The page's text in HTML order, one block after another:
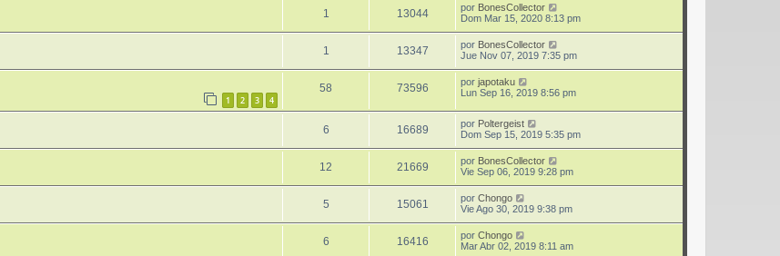
1 13044 por BonesCollector
Dom Mar 15, 2020 8:13 pm
1 13347 por BonesCollector
Jue Nov 07, 2019 7:35 pm
1 2 3 4
58 73596 por japotaku
Lun Sep 16, 2019 8:56 pm
6 16689 por Poltergeist
Dom Sep 15, 2019 5:35 pm
12 21669 por BonesCollector
Vie Sep 06, 2019 9:28 pm
5 15061 por Chongo
Vie Ago 30, 2019 9:38 pm
6 16416 por Chongo
Mar Abr 02, 2019 8:11 am